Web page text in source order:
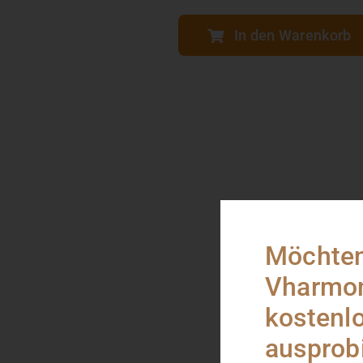
In den Warenkorb